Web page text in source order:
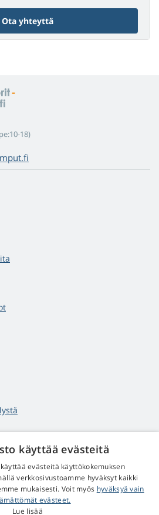
Ota yhteyttä
18)
Google
Projektorit-Lamput.fi
käyttää evästeitä
evästeitä käyttökokemuksen
verkkosivustoamme hyväksyt kaikki
mukaisesti. Voit myös hyväksyä vain
evästeet.
Lue lisää